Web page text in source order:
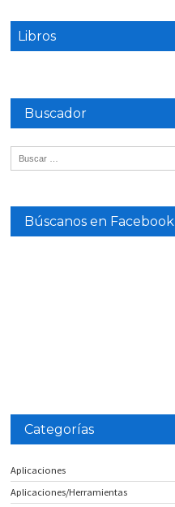
Libros
Buscador
Búscanos en Facebook
Categorías
Aplicaciones
Aplicaciones/Herramientas